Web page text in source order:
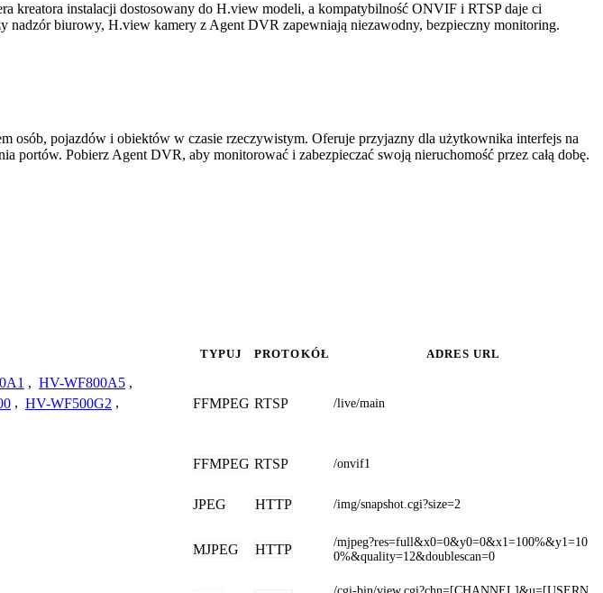
kreatora instalacji dostosowany do H.view modeli, a kompatybilność ONVIF i RTSP daje ci
nadzór biurowy, H.view kamery z Agent DVR zapewniają niezawodny, bezpieczny monitoring.
osób, pojazdów i obiektów w czasie rzeczywistym. Oferuje przyjazny dla użytkownika interfejs na
portów. Pobierz Agent DVR, aby monitorować i zabezpieczać swoją nieruchomość przez całą dobę.
TYPUJ PROTOKÓŁ ADRES URL
, HV-WF800A5 ,
, HV-WF500G2 ,
FFMPEG RTSP /live/main
FFMPEG RTSP /onvif1
JPEG HTTP /img/snapshot.cgi?size=2
MJPEG HTTP
/mjpeg?res=full&x0=0&y0=0&x1=100%&y1=10
0%&quality=12&doublescan=0